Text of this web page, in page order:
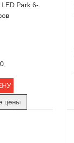
Park 6-
цены